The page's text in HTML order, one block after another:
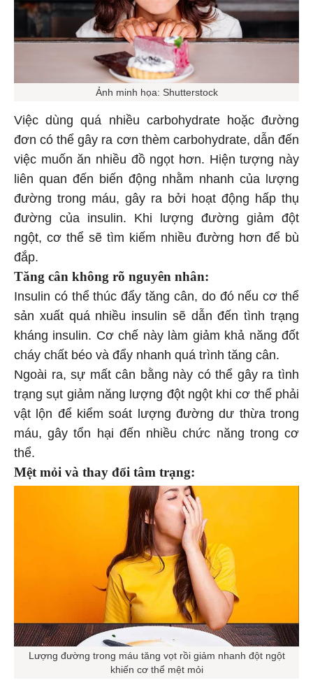
Ảnh minh họa: Shutterstock
Việc dùng quá nhiều carbohydrate hoặc đường
đơn có thể gây ra cơn thèm carbohydrate, dẫn đến
việc muốn ăn nhiều đồ ngọt hơn. Hiện tượng này
liên quan đến biến động nhằm nhanh của lượng
đường trong máu, gây ra bởi hoạt động hấp thụ
đường của insulin. Khi lượng đường giảm đột
ngột, cơ thể sẽ tìm kiếm nhiều đường hơn để bù
đắp.
Tăng cân không rõ nguyên nhân:
Insulin có thể thúc đẩy tăng cân, do đó nếu cơ thể
sản xuất quá nhiều insulin sẽ dẫn đến tình trạng
kháng insulin. Cơ chế này làm giảm khả năng đốt
cháy chất béo và đẩy nhanh quá trình tăng cân.
Ngoài ra, sự mất cân bằng này có thể gây ra tình
trạng sụt giảm năng lượng đột ngột khi cơ thể phải
vật lộn để kiểm soát lượng đường dư thừa trong
máu, gây tổn hại đến nhiều chức năng trong cơ
thể.
Mệt mỏi và thay đổi tâm trạng:
Lượng đường trong máu tăng vọt rồi giảm nhanh đột ngột
khiến cơ thể mệt mỏi